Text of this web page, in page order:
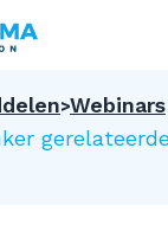
Webinars